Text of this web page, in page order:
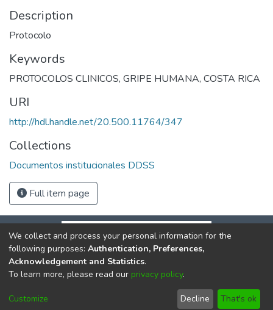
Description
Protocolo
Keywords
PROTOCOLOS CLINICOS, GRIPE HUMANA, COSTA RICA
URI
http://hdl.handle.net/20.500.11764/347
Collections
Documentos institucionales DDSS
Full item page
DSpace softwarecopyright © 2002-2026
Cookie
End User
Send
We collect and process your personal information for the
following purposes: Authentication, Preferences,
Acknowledgement and Statistics.
To learn more, please read our privacy policy.
Customize Decline That's ok